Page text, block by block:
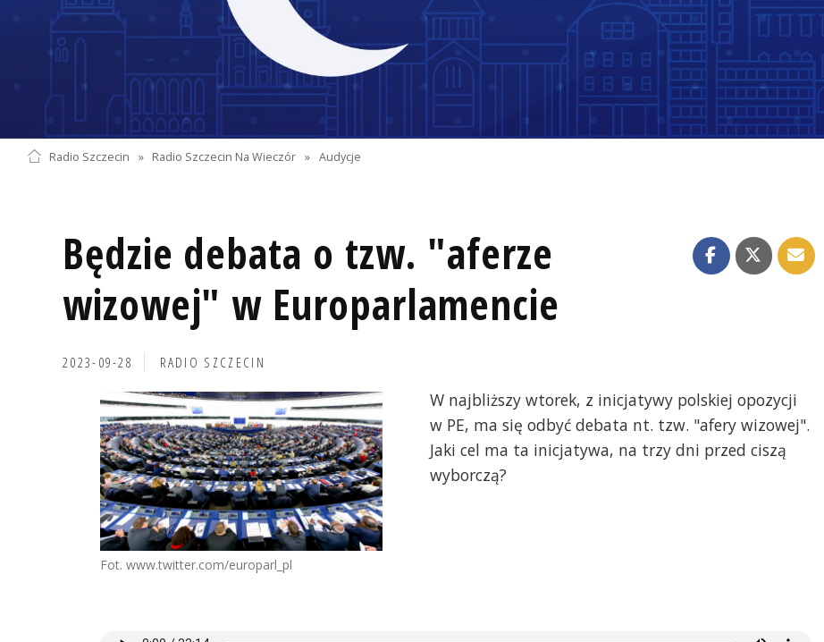
Radio Szczecin » Radio Szczecin Na Wieczór » Audycje
Będzie debata o tzw. "aferze
wizowej" w Europarlamencie
2023-09-28 RADIO SZCZECIN
Fot. www.twitter.com/europarl_pl
W najbliższy wtorek, z inicjatywy polskiej opozycji
w PE, ma się odbyć debata nt. tzw. "afery wizowej".
Jaki cel ma ta inicjatywa, na trzy dni przed ciszą
wyborczą?